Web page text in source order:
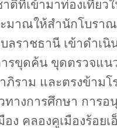
ติที่เข้ามาท่องเที่ยว
ะมาณให้สำนักโบร
ลราชธานี เข้าดำเ
รขุดค้น ขุดตรวจแน
ภิราม และตรงข้ามโ
ทางการศึกษา การ
ง คลองคูเมืองร้อยเ